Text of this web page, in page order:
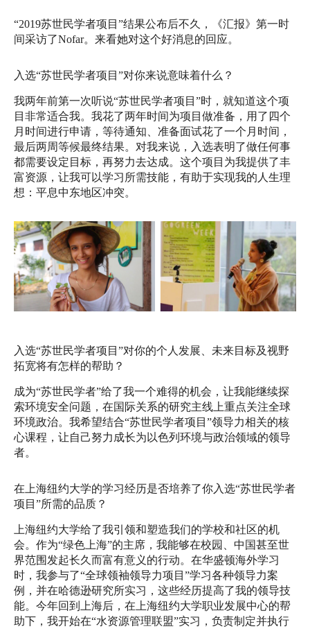
“2019苏世民学者项目”结果公布后不久，《汇报》 第一时
间采访了Nofar。来看她对这个好消息的回应。
入选“苏世民学者项目”对你来说意味着什么？
我两年前第一次听说“苏世民学者项目”时， 就知道这个项
目非常适合我。我花了两年时间为项目做准备， 用了四个
月时间进行申请，等待通知、准备面试花了一个月时间，
最后两周等候最终结果。对我来说， 入选表明了做任何事
都需要设定目标，再努力去达成。 这个项目为我提供了丰
富资源，让我可以学习所需技能， 有助于实现我的人生理
想：平息中东地区冲突。
入选“苏世民学者项目”对你的个人发展、 未来目标及视野
拓宽将有怎样的帮助？
成为“苏世民学者”给了我一个难得的机会， 让我能继续探
索环境安全问题， 在国际关系的研究主线上重点关注全球
环境政治。我希望结合“苏世民学者项目”领导力相关的核
心课程， 让自己努力成长为以色列环境与政治领域的领导
者。
在上海纽约大学的学习经历是否培养了你入选“苏世民学者
项目”所需的品质？
上海纽约大学给了我引领和塑造我们的学校和社区的机
会。作为“绿色上海”的主席，我能够在校园、中国甚至世
界范围发起长久而富有意义的行动。在华盛顿海外学习
时，我参与了“全球领袖领导力项 目”学习各种领导力案
例，并在哈德逊研究所实习， 这些经历提高了我的领导技
能。今年回到上海后，在上海纽约大学职业发展中心的帮
助下，我开始在“水资源管理联盟”实习， 负责制定并执行